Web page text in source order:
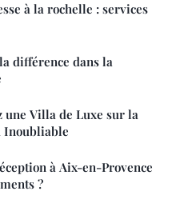
à la rochelle : services
différence dans la
une Villa de Luxe sur la
Inoubliable
à Aix-en-Provence
?